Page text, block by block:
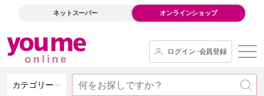
ネットスーパー オンラインショップ
ログイン･会員登録
カテゴリー